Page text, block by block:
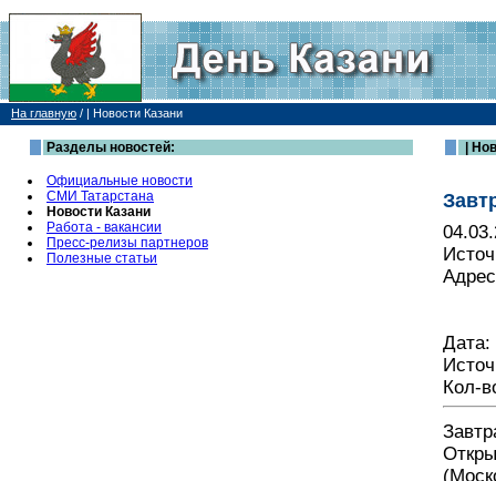
На главную / | Новости Казани
Разделы новостей:
Официальные новости
СМИ Татарстана
Новости Казани
Работа - вакансии
Пресс-релизы партнеров
Полезные статьи
|
Дата:
Кол-